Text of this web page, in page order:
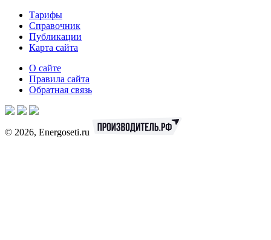
Тарифы
Справочник
Публикации
Карта сайта
О сайте
Правила сайта
Обратная связь
© 2026, Energoseti.ru